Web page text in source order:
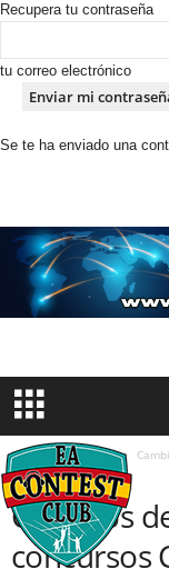
Recupera tu contraseña
tu correo electrónico
Se te ha enviado una
Inicio Concursos
CONCURSOS
Cambios
concursos